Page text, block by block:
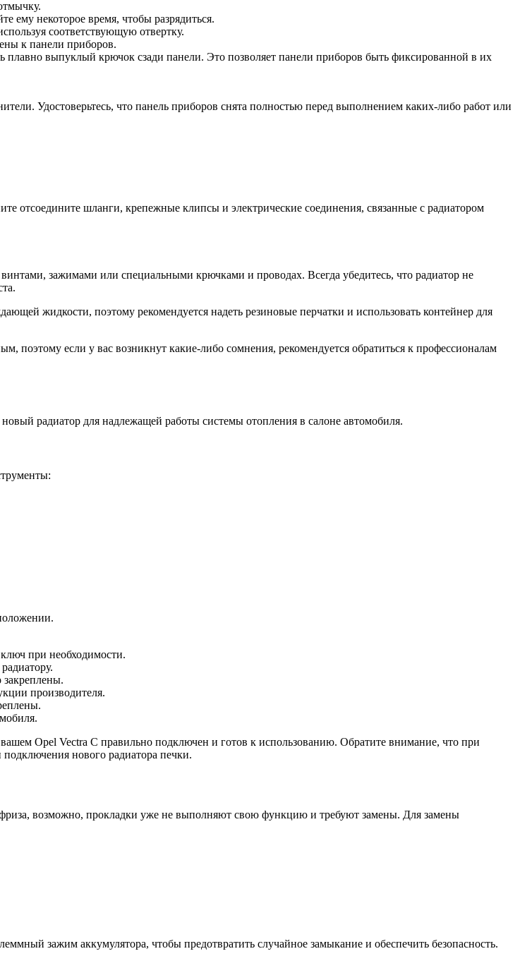
ему некоторое время, чтобы разрядиться.
соответствующую отвертку.
к панели приборов.
выпуклый крючок сзади панели. Это позволяет панели приборов быть фиксированной в их
Удостоверьтесь, что панель приборов снята полностью перед выполнением каких-либо работ или
отсоедините шланги, крепежные клипсы и электрические соединения, связанные с радиатором
зажимами или специальными крючками и проводах. Всегда убедитесь, что радиатор не
жидкости, поэтому рекомендуется надеть резиновые перчатки и использовать контейнер для
поэтому если у вас возникнут какие-либо сомнения, рекомендуется обратиться к профессионалам
радиатор для надлежащей работы системы отопления в салоне автомобиля.
при необходимости.
производителя.
Opel Vectra C правильно подключен и готов к использованию. Обратите внимание, что при
нового радиатора печки.
возможно, прокладки уже не выполняют свою функцию и требуют замены. Для замены
зажим аккумулятора, чтобы предотвратить случайное замыкание и обеспечить безопасность.